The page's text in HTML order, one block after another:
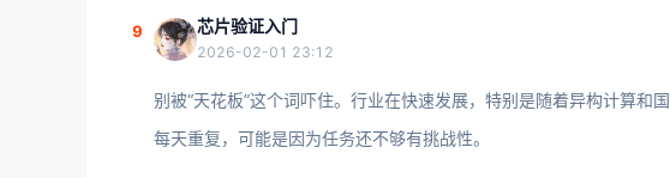
9 芯片验证入门
2026-02-01 23:12
别被“天花板”这个词吓住。行业在快速发展，特别是随着异构计算和
每天重复，可能是因为任务还不够有挑战性。